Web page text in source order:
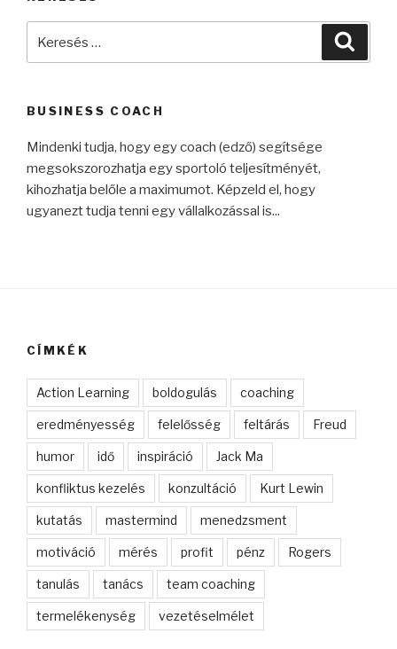
BUSINESS COACH
Mindenki tudja, hogy egy coach (edző) segítsége
megsokszorozhatja egy sportoló teljesítményét,
kihozhatja belőle a maximumot. Képzeld el, hogy
ugyanezt tudja tenni egy vállalkozással is...
CÍMKÉK
Action Learning boldogulás coaching
eredményesség felelősség feltárás Freud
humor idő inspiráció Jack Ma
konfliktus kezelés konzultáció Kurt Lewin
kutatás mastermind menedzsment
motiváció mérés profit pénz Rogers
tanulás tanács team coaching
termelékenység vezetéselmélet